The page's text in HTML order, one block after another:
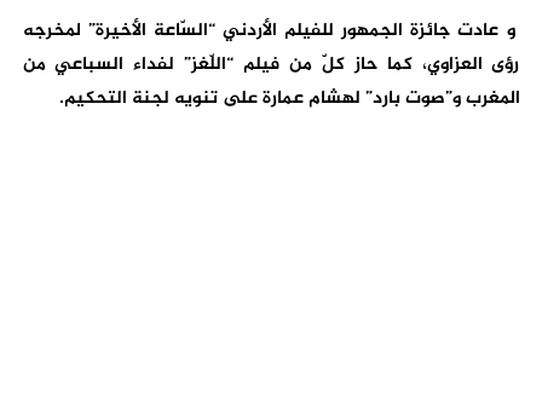
و عادت جائزة الجمهور للفيلم الأردني “السّاعة الأخيرة” لمخرجه
رؤى العزاوي، كما حاز كلّ من فيلم “اللّغز” لفداء السباعي من
المغرب و”صوت بارد” لهشام عمارة على تنويه لجنة التحكيم.